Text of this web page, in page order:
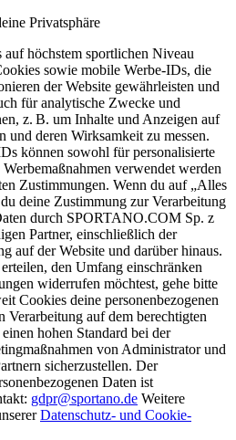
Privatsphäre
auf höchstem sportlichen Niveau
sowie mobile Werbe-IDs, die
der Website gewährleisten und
für analytische Zwecke und
z. B. um Inhalte und Anzeigen auf
und deren Wirksamkeit zu messen.
können sowohl für personalisierte
verwendet werden
Zustimmungen. Wenn du auf „Alles
deine Zustimmung zur Verarbeitung
durch SPORTANO.COM Sp. z
Partner, einschließlich der
auf der Website und darüber hinaus.
den Umfang einschränken
widerrufen möchtest, gehe bitte
Cookies deine personenbezogenen
Verarbeitung auf dem berechtigten
hohen Standard bei der
von Administrator und
sicherzustellen. Der
Daten ist
gdpr@sportano.de Weitere
Datenschutz- und Cookie-